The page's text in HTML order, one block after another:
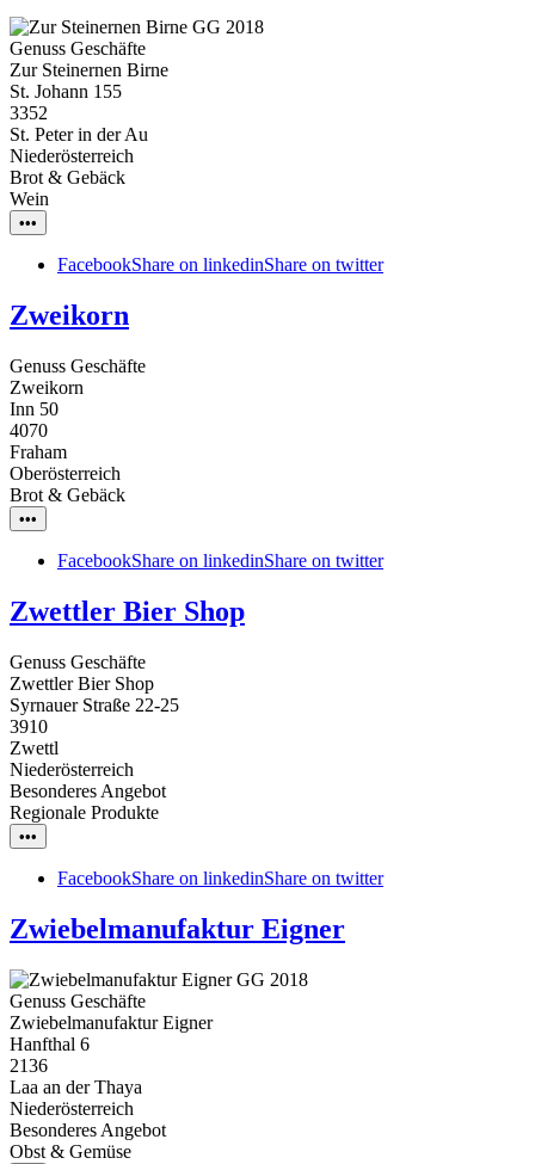
Genuss Geschäfte
Zur Steinernen Birne
St. Johann 155
3352
St. Peter in der Au
Niederösterreich
Brot & Gebäck
Wein
•••
FacebookShare on linkedinShare on twitter
Zweikorn
Genuss Geschäfte
Zweikorn
Inn 50
4070
Fraham
Oberösterreich
Brot & Gebäck
•••
FacebookShare on linkedinShare on twitter
Zwettler Bier Shop
Genuss Geschäfte
Zwettler Bier Shop
Syrnauer Straße 22-25
3910
Zwettl
Niederösterreich
Besonderes Angebot
Regionale Produkte
•••
FacebookShare on linkedinShare on twitter
Zwiebelmanufaktur Eigner
Genuss Geschäfte
Zwiebelmanufaktur Eigner
Hanfthal 6
2136
Laa an der Thaya
Niederösterreich
Besonderes Angebot
Obst & Gemüse